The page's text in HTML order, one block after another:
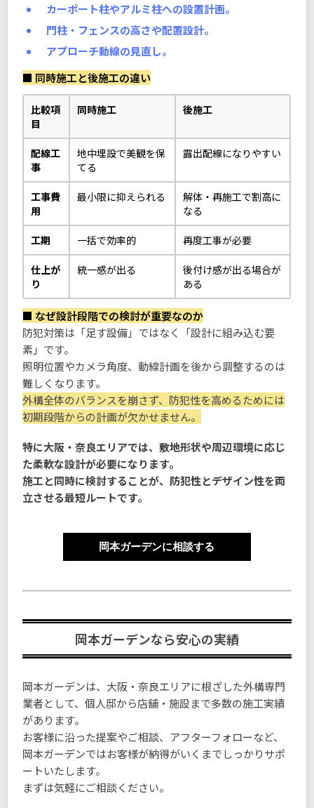
カーポート柱やアルミ柱への設置計画。
門柱・フェンスの高さや配置設計。
アプローチ動線の見直し。
■ 同時施工と後施工の違い
比較項
目
同時施工 後施工
配線工
事
地中埋設で美観を保
てる
露出配線になりやすい
工事費
用
最小限に抑えられる
解体・再施工で割高に
なる
工期 一括で効率的 再度工事が必要
仕上が
り
統一感が出る
後付け感が出る場合が
ある
■ なぜ設計段階での検討が重要なのか
防犯対策は「足す設備」ではなく「設計に組み込む要
素」です。
照明位置やカメラ角度、動線計画を後から調整するのは
難しくなります。
外構全体のバランスを崩さず、防犯性を高めるためには
初期段階からの計画が欠かせません。
特に大阪・奈良エリアでは、敷地形状や周辺環境に応じ
た柔軟な設計が必要になります。
施工と同時に検討することが、防犯性とデザイン性を両
立させる最短ルートです。
岡本ガーデンに相談する
岡本ガーデンなら安心の実績
岡本ガーデンは、大阪・奈良エリアに根ざした外構専門
業者として、個人邸から店舗・施設まで多数の施工実績
があります。
お客様に沿った提案やご相談、アフターフォローなど、
岡本ガーデンではお客様が納得がいくまでしっかりサポ
ートいたします。
まずは気軽にご相談ください。